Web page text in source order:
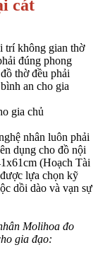
cát
trí không gian thờ
đúng phong
thờ đều phải
an cho gia
gia chủ
nhân luôn phải
dụng cho đồ nội
(Hoạch Tài
được lựa chọn kỹ
dồi dào và vạn sự
Molihoa đo
gia đạo: